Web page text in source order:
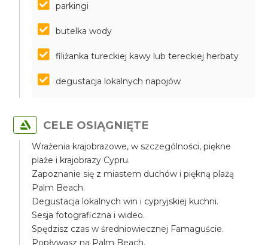
parkingi
butelka wody
filiżanka tureckiej kawy lub tereckiej herbaty
degustacja lokalnych napojów
CELE OSIĄGNIĘTE
Wrażenia krajobrazowe, w szczególności, piękne
plaże i krajobrazy Cypru.
Zapoznanie się z miastem duchów i piękną plażą
Palm Beach.
Degustacja lokalnych win i cypryjskiej kuchni.
Sesja fotograficzna i wideo.
Spędzisz czas w średniowiecznej Famaguście.
Popływasz na Palm Beach.